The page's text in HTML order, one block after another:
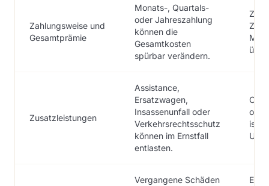
Zahlungsweise und
Gesamtprämie
Monats-, Quartals-
oder Jahreszahlung
können die
Gesamtkosten
spürbar verändern.
Zusatzleistungen
Assistance,
Ersatzwagen,
Insassenunfall oder
Verkehrsrechtsschutz
können im Ernstfall
entlasten.
Ob
ist,
Vergangene Schäden
Ein